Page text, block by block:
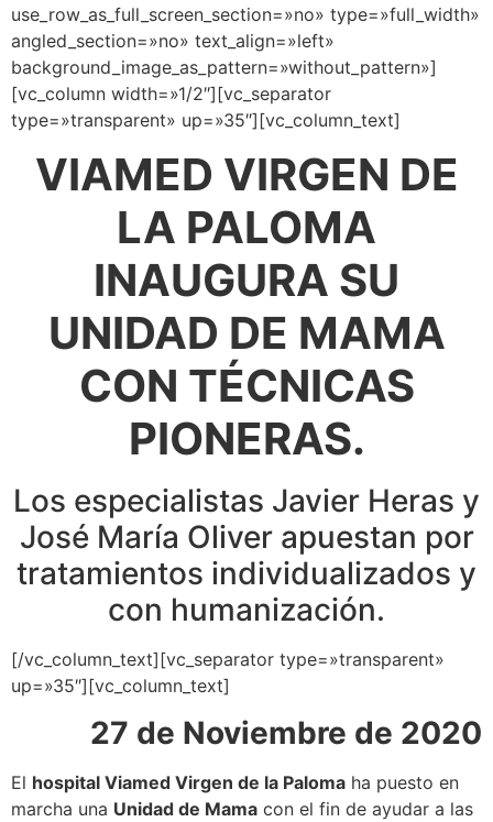
use_row_as_full_screen_section=»no» type=»full_width»
angled_section=»no» text_align=»left»
background_image_as_pattern=»without_pattern»]
[vc_column width=»1/2″][vc_separator
type=»transparent» up=»35″][vc_column_text]
VIAMED VIRGEN DE
LA PALOMA
INAUGURA SU
UNIDAD DE MAMA
CON TÉCNICAS
PIONERAS.
Los especialistas Javier Heras y
José María Oliver apuestan por
tratamientos individualizados y
con humanización.
[/vc_column_text][vc_separator type=»transparent»
up=»35″][vc_column_text]
27 de Noviembre de 2020
El hospital Viamed Virgen de la Paloma ha puesto en
marcha una Unidad de Mama con el fin de ayudar a las